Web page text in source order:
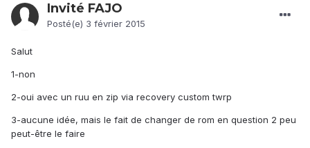
Invité FAJO
Posté(e) 3 février 2015
Salut
1-non
2-oui avec un ruu en zip via recovery custom twrp
3-aucune idée, mais le fait de changer de rom en question 2 peu
peut-être le faire